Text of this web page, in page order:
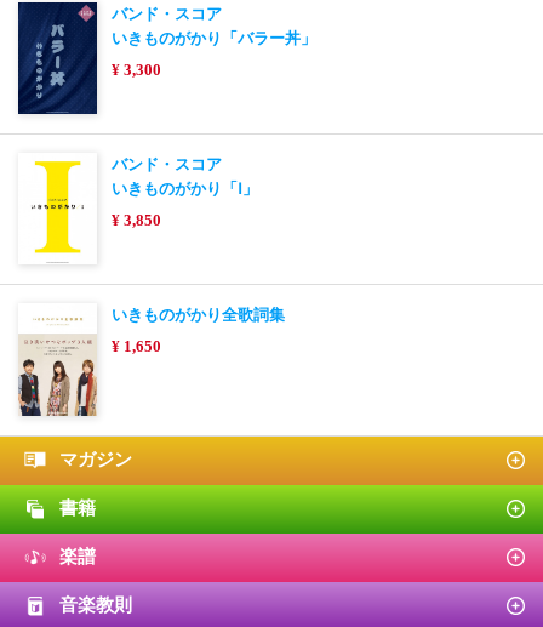
バンド・スコア
いきものがかり「バラー丼」
¥ 3,300
バンド・スコア
いきものがかり「Ⅰ」
¥ 3,850
いきものがかり全歌詞集
¥ 1,650
マガジン
書籍
楽譜
音楽教則